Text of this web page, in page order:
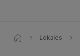
Lokales